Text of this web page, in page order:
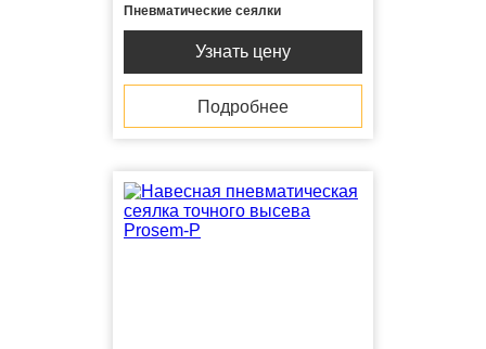
Пневматические сеялки
Узнать цену
Подробнее